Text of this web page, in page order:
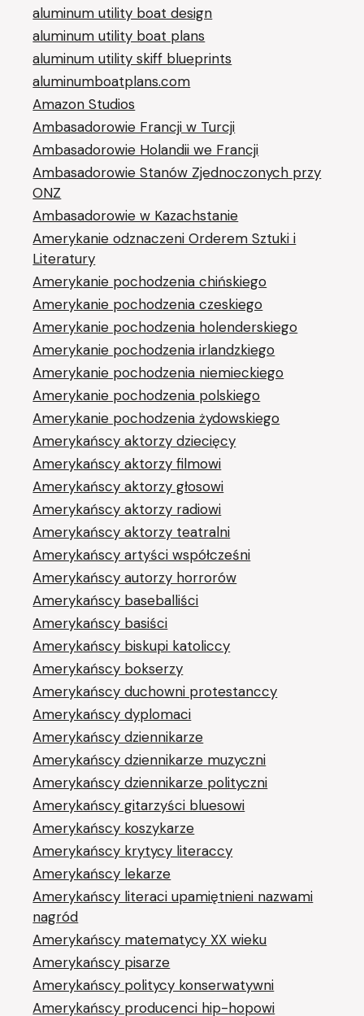
aluminum utility boat design
aluminum utility boat plans
aluminum utility skiff blueprints
aluminumboatplans.com
Amazon Studios
Ambasadorowie Francji w Turcji
Ambasadorowie Holandii we Francji
Ambasadorowie Stanów Zjednoczonych przy
ONZ
Ambasadorowie w Kazachstanie
Amerykanie odznaczeni Orderem Sztuki i
Literatury
Amerykanie pochodzenia chińskiego
Amerykanie pochodzenia czeskiego
Amerykanie pochodzenia holenderskiego
Amerykanie pochodzenia irlandzkiego
Amerykanie pochodzenia niemieckiego
Amerykanie pochodzenia polskiego
Amerykanie pochodzenia żydowskiego
Amerykańscy aktorzy dziecięcy
Amerykańscy aktorzy filmowi
Amerykańscy aktorzy głosowi
Amerykańscy aktorzy radiowi
Amerykańscy aktorzy teatralni
Amerykańscy artyści współcześni
Amerykańscy autorzy horrorów
Amerykańscy baseballiści
Amerykańscy basiści
Amerykańscy biskupi katoliccy
Amerykańscy bokserzy
Amerykańscy duchowni protestanccy
Amerykańscy dyplomaci
Amerykańscy dziennikarze
Amerykańscy dziennikarze muzyczni
Amerykańscy dziennikarze polityczni
Amerykańscy gitarzyści bluesowi
Amerykańscy koszykarze
Amerykańscy krytycy literaccy
Amerykańscy lekarze
Amerykańscy literaci upamiętnieni nazwami
nagród
Amerykańscy matematycy XX wieku
Amerykańscy pisarze
Amerykańscy politycy konserwatywni
Amerykańscy producenci hip-hopowi